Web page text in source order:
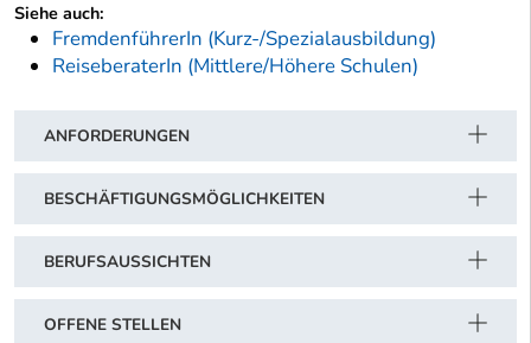
Siehe auch:
FremdenführerIn (Kurz-/Spezialausbildung)
ReiseberaterIn (Mittlere/Höhere Schulen)
ANFORDERUNGEN
BESCHÄFTIGUNGSMÖGLICHKEITEN
BERUFSAUSSICHTEN
OFFENE STELLEN